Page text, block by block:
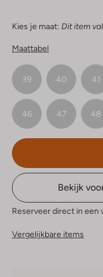
Kies je maat: Dit item
Maattabel
39 40 41
46 47 48
Bekijk
Reserveer direct in een
Vergelijkbare items